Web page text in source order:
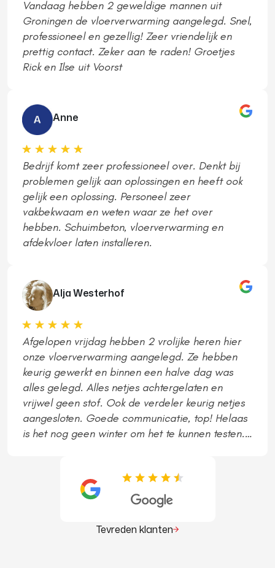
Vandaag hebben 2 geweldige mannen uit
Groningen de vloerverwarming aangelegd. Snel,
professioneel en gezellig! Zeer vriendelijk en
prettig contact. Zeker aan te raden! Groetjes
Rick en Ilse uit Voorst
Anne
Bedrijf komt zeer professioneel over. Denkt bij
problemen gelijk aan oplossingen en heeft ook
gelijk een oplossing. Personeel zeer
vakbekwaam en weten waar ze het over
hebben. Schuimbeton, vloerverwarming en
afdekvloer laten installeren.
Alja Westerhof
Afgelopen vrijdag hebben 2 vrolijke heren hier
onze vloerverwarming aangelegd. Ze hebben
keurig gewerkt en binnen een halve dag was
alles gelegd. Alles netjes achtergelaten en
vrijwel geen stof. Ook de verdeler keurig netjes
aangesloten. Goede communicatie, top! Helaas
is het nog geen winter om het te kunnen testen.
Tevreden klanten